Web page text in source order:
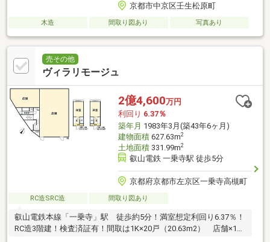
京都市中京区壬生松原町
木造 間取り図あり 写真あり
売その他
ヴィラリモージュ
2億4,600万円
利回り 6.37％
築年月 1983年3月(築43年6ヶ月)
建物面積627.63m2
土地面積331.99m2
叡山電鉄 一乗寺駅 徒歩5分
京都府京都市左京区一乗寺高槻町
RC造SRC造 間取り図あり
叡山電鉄本線「一乗寺」駅 徒歩約5分！満室想定利回り6.37％！
RC造3階建！検査済証有！間取は1K×20戸（20.63m2） 店舗×1